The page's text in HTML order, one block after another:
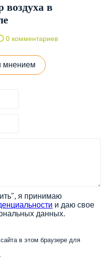
воздуха в
0 комментариев
мнением
я принимаю
и даю свое
данных.
в этом браузере для